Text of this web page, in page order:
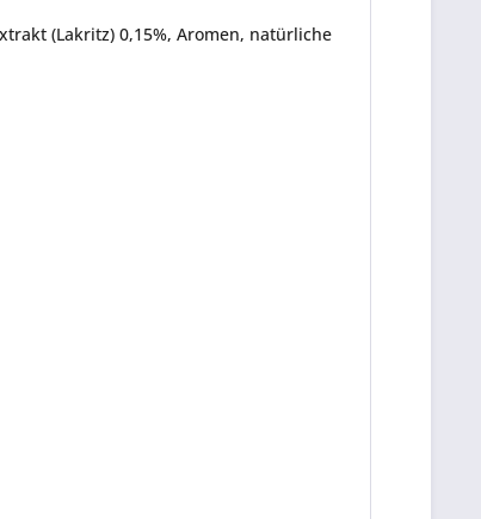
(Lakritz) 0,15%, Aromen, natürliche